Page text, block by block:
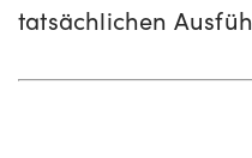
tatsächlichen